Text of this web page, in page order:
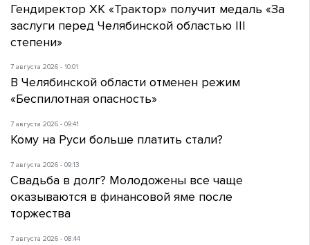
Гендиректор ХК «Трактор» получит медаль «За
заслуги перед Челябинской областью III
степени»
7 августа 2026 - 10:01
В Челябинской области отменен режим
«Беспилотная опасность»
7 августа 2026 - 09:41
Кому на Руси больше платить стали?
7 августа 2026 - 09:13
Свадьба в долг? Молодожены все чаще
оказываются в финансовой яме после
торжества
7 августа 2026 - 08:44